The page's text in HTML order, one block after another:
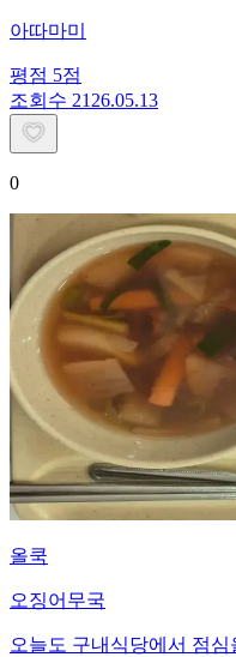
아따마미
평점 5점
조회수 21 26.05.13
0
올쿡
오징어무국
오늘도 구내식당에서 점